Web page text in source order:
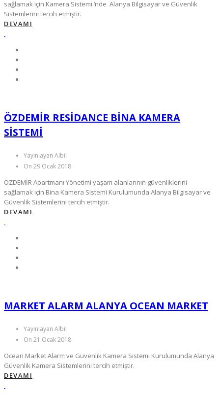
sağlamak için Kamera Sistemi ‘nde Alanya Bilgisayar ve Güvenlik
Sistemlerini tercih etmiştir.
DEVAMI
ÖZDEMİR RESIDANCE BINA KAMERA
SISTEMI
Yayınlayan Albil
On 29 Ocak 2018
ÖZDEMİR Apartmanı Yönetimi yaşam alanlarının güvenliklerini
sağlamak için Bina Kamera Sistemi Kurulumunda Alanya Bilgisayar ve
Güvenlik Sistemlerini tercih etmiştir.
DEVAMI
MARKET ALARM ALANYA OCEAN MARKET
Yayınlayan Albil
On 21 Ocak 2018
Ocean Market Alarm ve Güvenlik Kamera Sistemi Kurulumunda Alanya
Güvenlik Kamera Sistemlerini tercih etmiştir.
DEVAMI